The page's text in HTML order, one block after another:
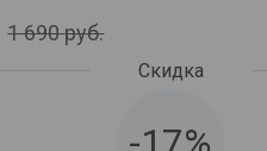
1 690руб.